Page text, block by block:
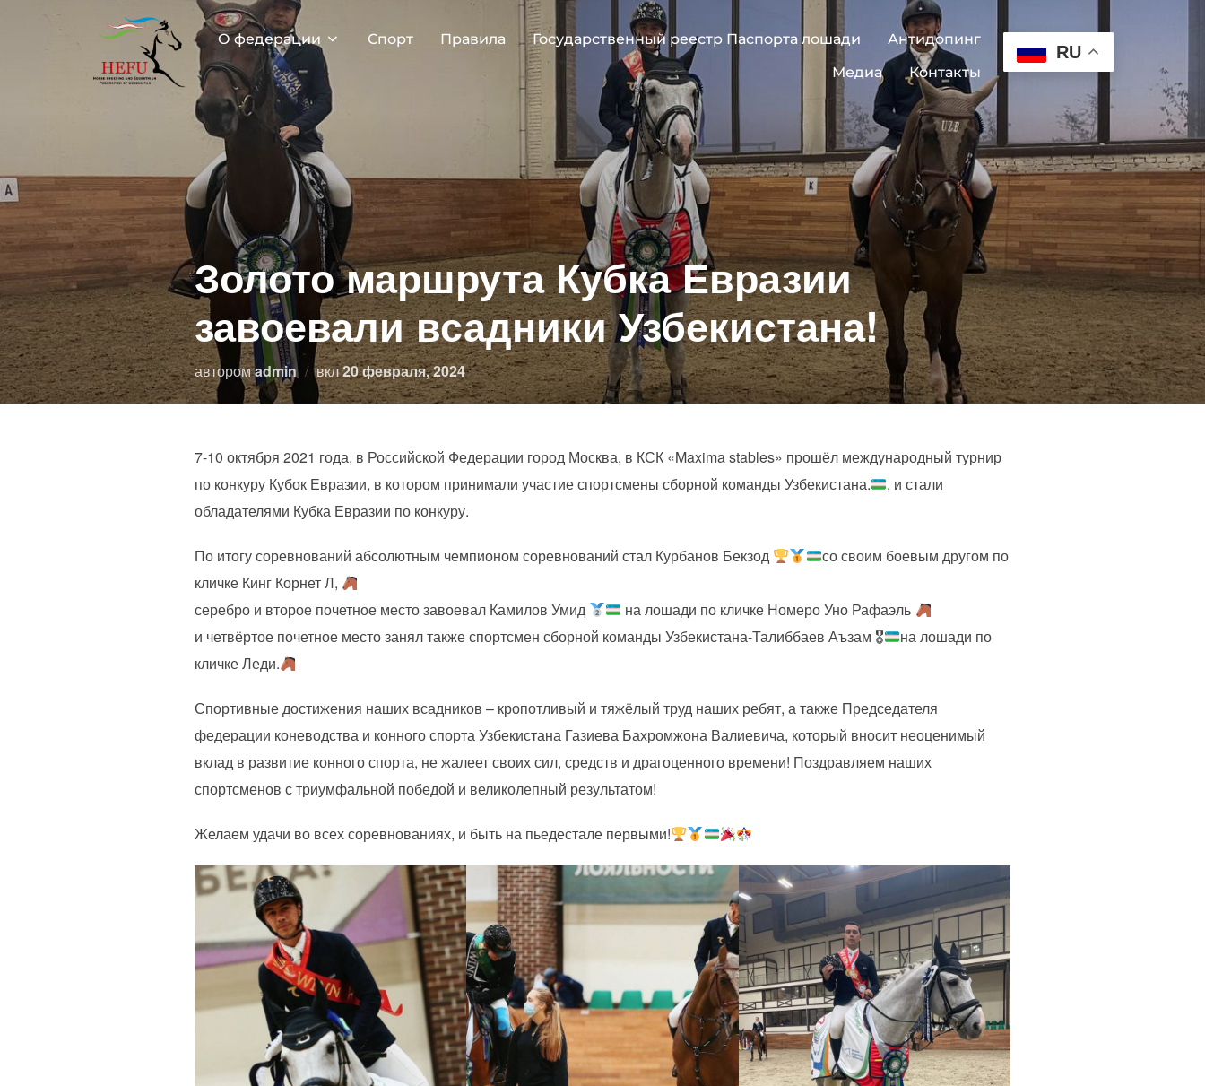
О федерации Спорт Правила Государственный реестр Паспорта лошади
Антидопинг
Медиа
Контакты
RU
Золото маршрута Кубка Евразии
завоевали всадники Узбекистана!
авторомadmin вклОпубликовано
20 февраля, 2024
7-10 октября 2021 года, в Российской Федерации город Москва, в КСК «Maxima stables» прошёл международный турнир
по конкуру Кубок Евразии, в котором принимали участие спортсмены сборной команды Узбекистана.
, и стали
обладателями Кубка Евразии по конкуру.
По итогу соревнований абсолютным чемпионом соревнований стал Курбанов Бекзод
со своим боевым другом по
кличке Кинг Корнет Л,
серебро и второе почетное место завоевал Камилов Умид
на лошади по кличке Номеро Уно Рафаэль
и четвёртое почетное место занял также спортсмен сборной команды Узбекистана-Талиббаев Аъзам 🎖
на лошади по
кличке Леди.
Спортивные достижения наших всадников – кропотливый и тяжёлый труд наших ребят, а также Председателя
федерации коневодства и конного спорта Узбекистана Газиева Бахромжона Валиевича, который вносит неоценимый
вклад в развитие конного спорта, не жалеет своих сил, средств и драгоценного времени! Поздравляем наших
спортсменов с триумфальной победой и великолепный результатом!
Желаем удачи во всех соревнованиях, и быть на пьедестале первыми!